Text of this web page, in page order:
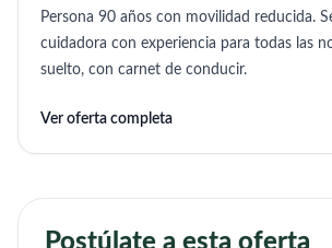
Persona 90 años con movilidad reducida.
cuidadora con experiencia para todas las
suelto, con carnet de conducir.
Ver oferta completa
Postúlate a esta oferta